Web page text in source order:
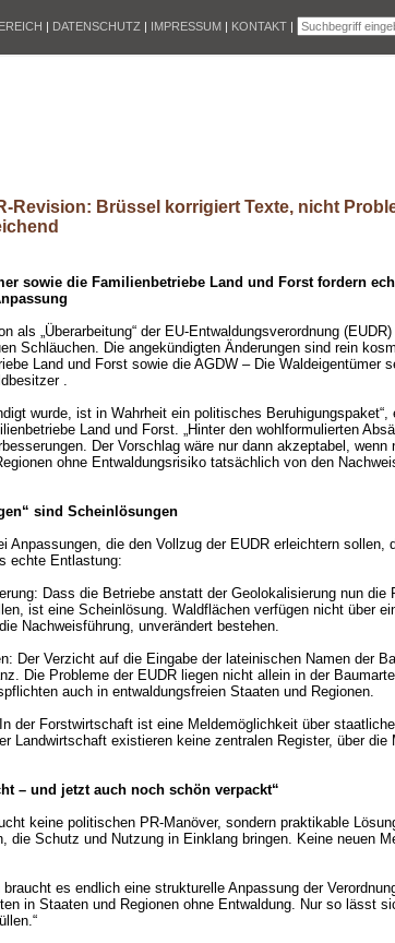
| DATENSCHUTZ | IMPRESSUM | KONTAKT |
Revision: Brüssel korrigiert Texte, nicht
sowie die Familienbetriebe Land und Forst fordern
als „Überarbeitung“ der EU-Entwaldungsverordnung
Schläuchen. Die angekündigten Änderungen sind rein
Land und Forst sowie die AGDW – Die Waldeigentümer
.
wurde, ist in Wahrheit ein politisches
Land und Forst. „Hinter den wohlformulierten
Der Vorschlag wäre nur dann akzeptabel, wenn
ohne Entwaldungsrisiko tatsächlich von den
sind Scheinlösungen
Anpassungen, die den Vollzug der EUDR erleichtern sollen,
echte Entlastung:
Dass die Betriebe anstatt der Geolokalisierung nun die
ist eine Scheinlösung. Waldflächen verfügen nicht über
Nachweisführung, unverändert bestehen.
Der Verzicht auf die Eingabe der lateinischen Namen der
Die Probleme der EUDR liegen nicht allein in der
auch in entwaldungsfreien Staaten und Regionen.
der Forstwirtschaft ist eine Meldemöglichkeit über
Landwirtschaft existieren keine zentralen Register, über die
– und jetzt auch noch schön verpackt“
keine politischen PR-Manöver, sondern praktikable
die Schutz und Nutzung in Einklang bringen. Keine neuen
braucht es endlich eine strukturelle Anpassung der
in Staaten und Regionen ohne Entwaldung. Nur so lässt